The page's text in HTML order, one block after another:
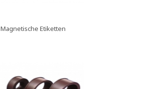
Magnetische Etiketten